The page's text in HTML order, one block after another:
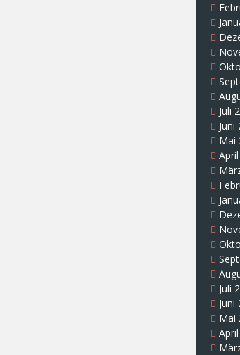
Juli
Juni
Mai
Juli
Juni
Mai